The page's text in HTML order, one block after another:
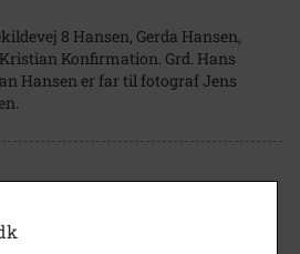
8 Hansen, Gerda Hansen,
Konfirmation. Grd. Hans
Hansen er far til fotograf Jens